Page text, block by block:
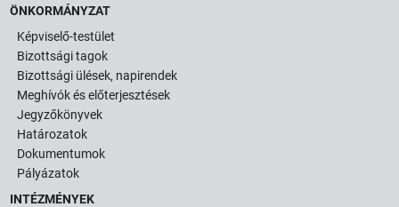
ÖNKORMÁNYZAT
Képviselő-testület
Bizottsági tagok
Bizottsági ülések, napirendek
Meghívók és előterjesztések
Jegyzőkönyvek
Határozatok
Dokumentumok
Pályázatok
INTÉZMÉNYEK